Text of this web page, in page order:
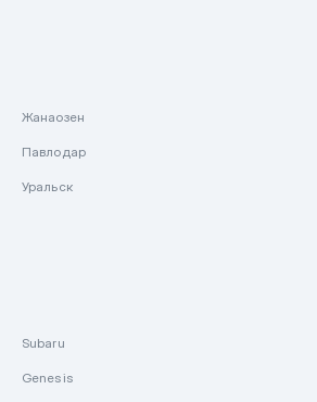
Жанаозен
Павлодар
Уральск
Subaru
Genesis